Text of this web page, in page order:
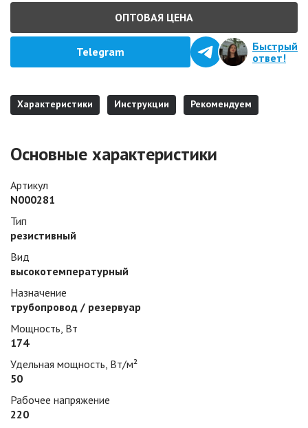
ОПТОВАЯ ЦЕНА
Telegram
Быстрый
ответ!
Характеристики Инструкции Рекомендуем
Основные характеристики
Артикул
N000281
Тип
резистивный
Вид
высокотемпературный
Назначение
трубопровод / резервуар
Мощность, Вт
174
Удельная мощность, Вт/м²
50
Рабочее напряжение
220